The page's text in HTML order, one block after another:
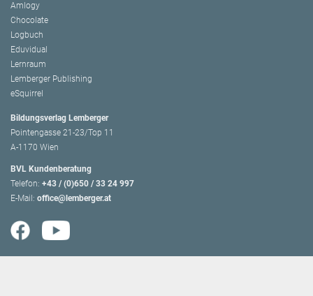
Amlogy
Chocolate
Logbuch
Eduvidual
Lernraum
Lemberger Publishing
eSquirrel
Bildungsverlag Lemberger
Pointengasse 21-23/Top 11
A-1170 Wien
BVL Kundenberatung
Telefon: +43 / (0)650 / 33 24 997
E-Mail: office@lemberger.at